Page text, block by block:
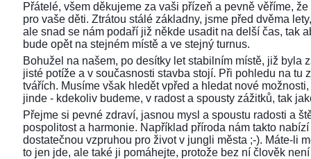
Přátelé, všem děkujeme za vaši přízeň a pevně věříme,
pro vaše děti. Ztrátou stálé základny, jsme před dvěma
ale snad se nám podaří již někde usadit na delší čas, tak
bude opět na stejném místě a ve stejný turnus.
Bohužel na našem, po desítky let stabilním místě, již byla
jisté potíže a v současnosti stavba stojí. Při pohledu na tu
tvářích. Musíme však hledět vpřed a hledat nové
jinde - kdekoliv budeme, v radost a spousty zážitků, tak
Přejme si pevné zdraví, jasnou mysl a spoustu radosti a
pospolitost a harmonie. Například příroda nám takto
dostatečnou vzpruhou pro život v jungli města ;-). Máte-li
to jen jde, ale také ji pomáhejte, protože bez ní člověk